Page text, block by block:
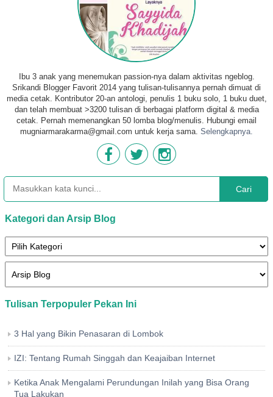
Ibu 3 anak yang menemukan passion-nya dalam aktivitas ngeblog.
Srikandi Blogger Favorit 2014 yang tulisan-tulisannya pernah dimuat di
media cetak. Kontributor 20-an antologi, penulis 1 buku solo, 1 buku duet,
dan telah membuat >3200 tulisan di berbagai platform digital & media
cetak. Pernah memenangkan 50 lomba blog/menulis. Hubungi email
mugniarmarakarma@gmail.com untuk kerja sama. Selengkapnya.
Cari
Kategori dan Arsip Blog
Tulisan Terpopuler Pekan Ini
3 Hal yang Bikin Penasaran di Lombok
IZI: Tentang Rumah Singgah dan Keajaiban Internet
Ketika Anak Mengalami Perundungan Inilah yang Bisa Orang
Tua Lakukan